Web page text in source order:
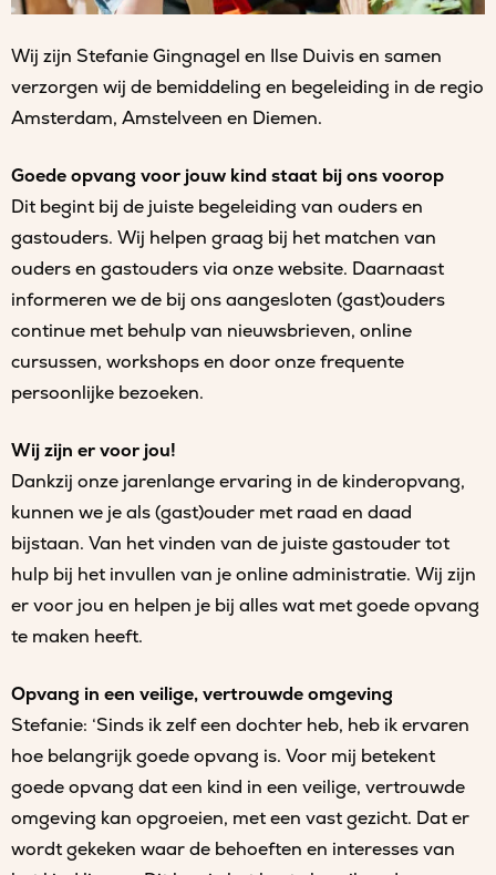
Wij zijn Stefanie Gingnagel en Ilse Duivis en samen
verzorgen wij de bemiddeling en begeleiding in de regio
Amsterdam, Amstelveen en Diemen.
Goede opvang voor jouw kind staat bij ons voorop
Dit begint bij de juiste begeleiding van ouders en
gastouders. Wij helpen graag bij het matchen van
ouders en gastouders via onze website. Daarnaast
informeren we de bij ons aangesloten (gast)ouders
continue met behulp van nieuwsbrieven, online
cursussen, workshops en door onze frequente
persoonlijke bezoeken.
Wij zijn er voor jou!
Dankzij onze jarenlange ervaring in de kinderopvang,
kunnen we je als (gast)ouder met raad en daad
bijstaan. Van het vinden van de juiste gastouder tot
hulp bij het invullen van je online administratie. Wij zijn
er voor jou en helpen je bij alles wat met goede opvang
te maken heeft.
Opvang in een veilige, vertrouwde omgeving
Stefanie: ‘Sinds ik zelf een dochter heb, heb ik ervaren
hoe belangrijk goede opvang is. Voor mij betekent
goede opvang dat een kind in een veilige, vertrouwde
omgeving kan opgroeien, met een vast gezicht. Dat er
wordt gekeken waar de behoeften en interesses van